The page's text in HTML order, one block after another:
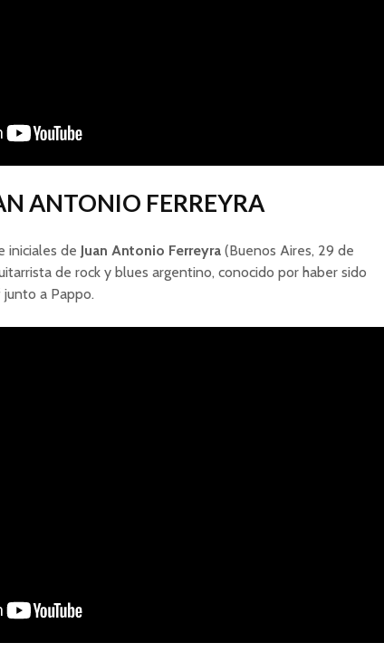
ANTONIO FERREYRA
iniciales de Juan Antonio Ferreyra (Buenos Aires, 29 de
de rock y blues argentino, conocido por haber sido
a Pappo.